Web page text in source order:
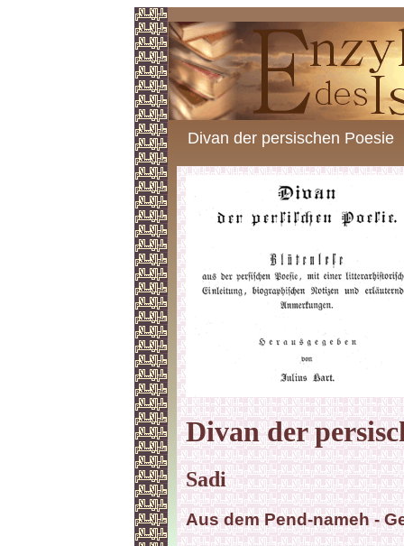
Divan der persischen Poesie
Divan der
Sadi
Aus dem Pend-nameh -